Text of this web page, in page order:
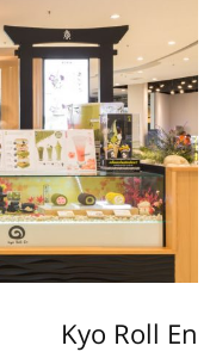
Kyo Roll En